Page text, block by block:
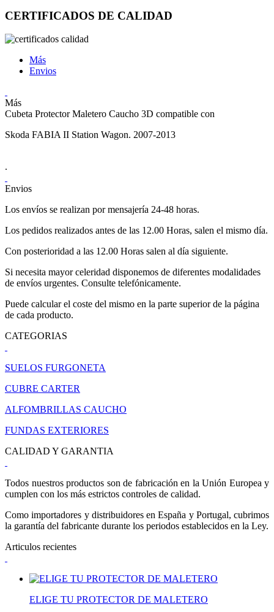
CERTIFICADOS DE CALIDAD
Más
Envios
Más
Cubeta Protector Maletero Caucho 3D compatible con
Skoda FABIA II Station Wagon. 2007-2013
.
Envios
Los envíos se realizan por mensajería 24-48 horas.
Los pedidos realizados antes de las 12.00 Horas, salen el mismo día.
Con posterioridad a las 12.00 Horas salen al día siguiente.
Si necesita mayor celeridad disponemos de diferentes modalidades
de envíos urgentes. Consulte telefónicamente.
Puede calcular el coste del mismo en la parte superior de la página
de cada producto.
CATEGORIAS
SUELOS FURGONETA
CUBRE CARTER
ALFOMBRILLAS CAUCHO
FUNDAS EXTERIORES
CALIDAD Y GARANTIA
Todos nuestros productos son de fabricación en la Unión Europea y
cumplen con los más estrictos controles de calidad.
Como importadores y distribuidores en España y Portugal, cubrimos
la garantía del fabricante durante los periodos establecidos en la Ley.
Articulos recientes
ELIGE TU PROTECTOR DE MALETERO